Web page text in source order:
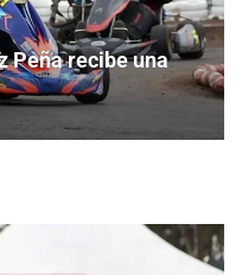
Peña recibe una